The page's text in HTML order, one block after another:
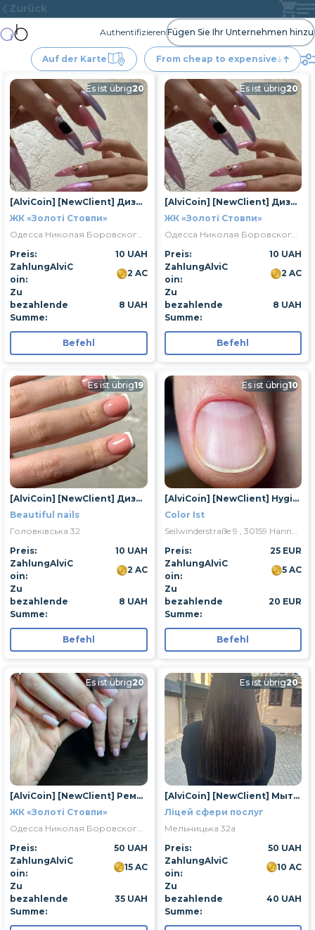
Zurück
Authentifizieren Fügen Sie Ihr Unternehmen hinzu
Auf der Karte From cheap to expensive
Es ist übrig20
[AlviCoin] [NewClient] Дизайн 1 нігтя
ЖК «Золоті Стовпи»
Одесса Николая Боровского улица 1/16
Preis:
10 UAH
ZahlungAlviC
oin:
2 AC
Zu
bezahlende
Summe:
8 UAH
Befehl
Es ist übrig20
[AlviCoin] [NewClient] Дизайн 1 нігтя
ЖК «Золоті Стовпи»
Одесса Николая Боровского улица 1/16
Preis:
10 UAH
ZahlungAlviC
oin:
2 AC
Zu
bezahlende
Summe:
8 UAH
Befehl
Es ist übrig19
[AlviCoin] [NewClient] Дизайн 1 ногтя
Beautiful nails
Головківська 32
Preis:
10 UAH
ZahlungAlviC
oin:
2 AC
Zu
bezahlende
Summe:
8 UAH
Befehl
Es ist übrig10
[AlviCoin] [NewClient] Hygienische Maniküre
Color Ist
Seilwinderstraße 9 , 30159 Hannover
Preis:
25 EUR
ZahlungAlviC
oin:
5 AC
Zu
bezahlende
Summe:
20 EUR
Befehl
Es ist übrig20
[AlviCoin] [NewClient] Ремонт 1 нігтя
ЖК «Золоті Стовпи»
Preis:
50 UAH
ZahlungAlviC
oin:
15 AC
Zu
bezahlende
Summe:
35 UAH
Es ist übrig20
[AlviCoin] [NewClient] Мытье головы
Ліцей сфери послуг
Мельницька 32а
Preis:
50 UAH
ZahlungAlviC
oin:
10 AC
Zu
bezahlende
Summe:
40 UAH